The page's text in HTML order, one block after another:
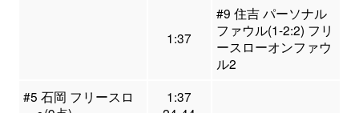
1:37
#9 住吉 パーソナル
ファウル(1-2:2) フリ
ースローオンファウ
ル2
#5 石岡 フリースロ
1:37